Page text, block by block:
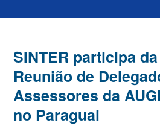
SINTER participa
Reunião de
Assessores da
no Paraguai